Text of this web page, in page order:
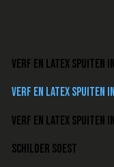
VERF EN LATEX SPUITEN
VERF EN LATEX SPUITEN
VERF EN LATEX SPUITEN
SCHILDER SOEST